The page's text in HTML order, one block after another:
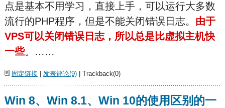
点是基本不用学习，直接上手，可以运行大多数
流行的PHP程序，但是不能关闭错误日志。 由于
VPS可以关闭错误日志，所以总是比虚拟主机快
一些。……
固定链接| 发表评论(9)| Trackback(0)
Win 8、Win 8.1、Win 10的使用区别的一